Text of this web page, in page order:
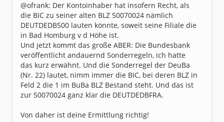
@ofrank: Der Kontoinhaber hat insofern Recht, als
die BIC zu seiner alten BLZ 50070024 nämlich
DEUTDEDB500 lauten könnte, soweit seine Filiale die
in Bad Homburg v d Höhe ist.
Und jetzt kommt das große ABER: Die Bundesbank
veröffentlicht andauernd Sonderregeln, ich hatte
das kurz erwähnt. Und die Sonderregel der DeuBa
(Nr. 22) lautet, nimm immer die BIC, bei deren BLZ in
Feld 2 die 1 im BuBa BLZ Bestand steht. Und das ist
zur 50070024 ganz klar die DEUTDEDBFRA.
Von daher ist deine Ermittlung richtig!